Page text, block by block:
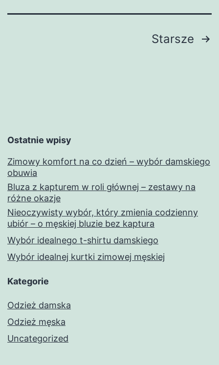
Starsze
Ostatnie wpisy
Zimowy komfort na co dzień – wybór damskiego
obuwia
Bluza z kapturem w roli głównej – zestawy na
różne okazje
Nieoczywisty wybór, który zmienia codzienny
ubiór – o męskiej bluzie bez kaptura
Wybór idealnego t-shirtu damskiego
Wybór idealnej kurtki zimowej męskiej
Kategorie
Odzież damska
Odzież męska
Uncategorized